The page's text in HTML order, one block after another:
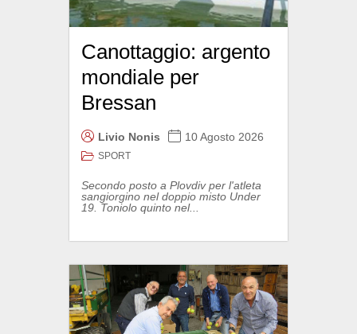
Canottaggio: argento
mondiale per
Bressan
Livio Nonis 10 Agosto 2026
SPORT
Secondo posto a Plovdiv per l'atleta
sangiorgino nel doppio misto Under
19. Toniolo quinto nel...